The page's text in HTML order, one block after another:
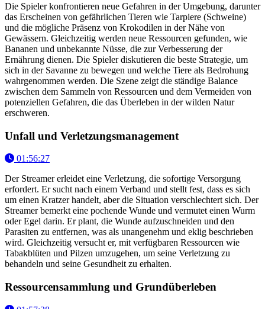
Die Spieler konfrontieren neue Gefahren in der Umgebung, darunter
das Erscheinen von gefährlichen Tieren wie Tarpiere (Schweine)
und die mögliche Präsenz von Krokodilen in der Nähe von
Gewässern. Gleichzeitig werden neue Ressourcen gefunden, wie
Bananen und unbekannte Nüsse, die zur Verbesserung der
Ernährung dienen. Die Spieler diskutieren die beste Strategie, um
sich in der Savanne zu bewegen und welche Tiere als Bedrohung
wahrgenommen werden. Die Szene zeigt die ständige Balance
zwischen dem Sammeln von Ressourcen und dem Vermeiden von
potenziellen Gefahren, die das Überleben in der wilden Natur
erschweren.
Unfall und Verletzungsmanagement
01:56:27
Der Streamer erleidet eine Verletzung, die sofortige Versorgung
erfordert. Er sucht nach einem Verband und stellt fest, dass es sich
um einen Kratzer handelt, aber die Situation verschlechtert sich. Der
Streamer bemerkt eine pochende Wunde und vermutet einen Wurm
oder Egel darin. Er plant, die Wunde aufzuschneiden und den
Parasiten zu entfernen, was als unangenehm und eklig beschrieben
wird. Gleichzeitig versucht er, mit verfügbaren Ressourcen wie
Tabakblüten und Pilzen umzugehen, um seine Verletzung zu
behandeln und seine Gesundheit zu erhalten.
Ressourcensammlung und Grundüberleben